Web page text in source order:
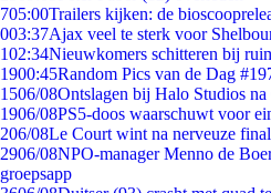
705:00Trailers kijken: de
003:37Ajax veel te sterk voor
102:34Nieuwkomers schitteren bij
1900:45Random Pics van de Dag
1506/08Ontslagen bij Halo Studios
1906/08PS5-doos waarschuwt voor
206/08Le Court wint na nerveuze
2906/08NPO-manager Menno de
groepsapp